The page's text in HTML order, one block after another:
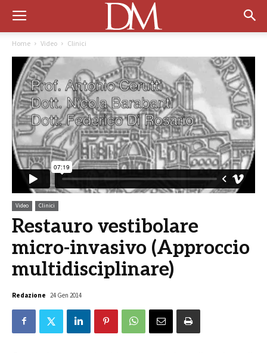
Home Video Clinici
Video Clinici
Restauro vestibolare
micro-invasivo (Approccio
multidisciplinare)
Redazione 24 Gen 2014